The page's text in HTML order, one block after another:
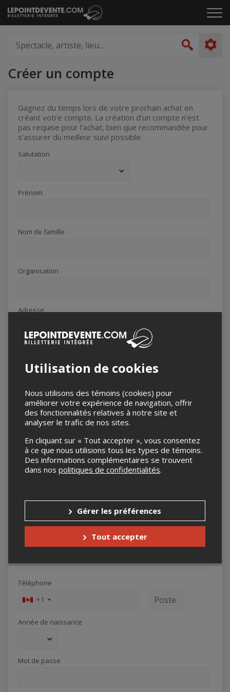
Passer
au
le
artiste,
lieu...
Créer un compte
Gagnez du temps lors de votre prochain achat en
créant votre compte. La création d'un compte n'est
pas requise pour l'achat, bien que recommandée pour
s'assurer du meilleur suivi possible.
Salutation
Prénom
Nom de famille
Organisation
Adresse
Pays
Province / État
Téléphone
+1
Année de naissance
Mot de passe
Utilisation de cookies
Nous utilisons des témoins (cookies) pour
améliorer votre expérience de navigation, offrir
des fonctionnalités relatives à notre site et
analyser le trafic de nos sites.
En cliquant sur « Tout accepter », vous consentez
à ce que nous utilisions tous les types de témoins.
Des informations complémentaires se trouvent
dans nos politiques de confidentialités.
Gérer les préférences
Tout accepter